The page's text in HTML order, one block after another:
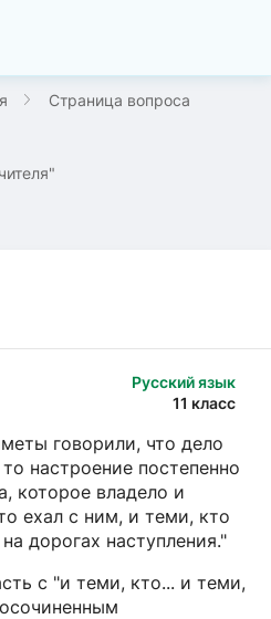
Страница вопроса
Русский язык
11 класс
говорили, что дело
настроение постепенно
которое владело и
ехал с ним, и теми, кто
дорогах наступления."
с "и теми, кто... и теми,